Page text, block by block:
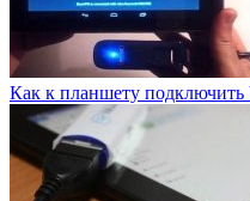
Как к планшету